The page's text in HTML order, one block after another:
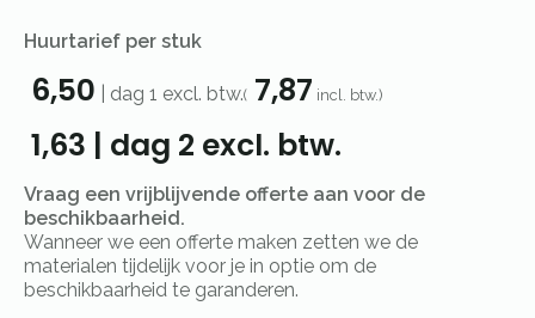
Huurtarief per stuk
6,50 dag 1 excl. btw.( 7,87 incl. btw.)
1,63 | dag 2 excl. btw.
Vraag een vrijblijvende offerte aan voor de
beschikbaarheid.
Wanneer we een offerte maken zetten we de
materialen tijdelijk voor je in optie om de
beschikbaarheid te garanderen.